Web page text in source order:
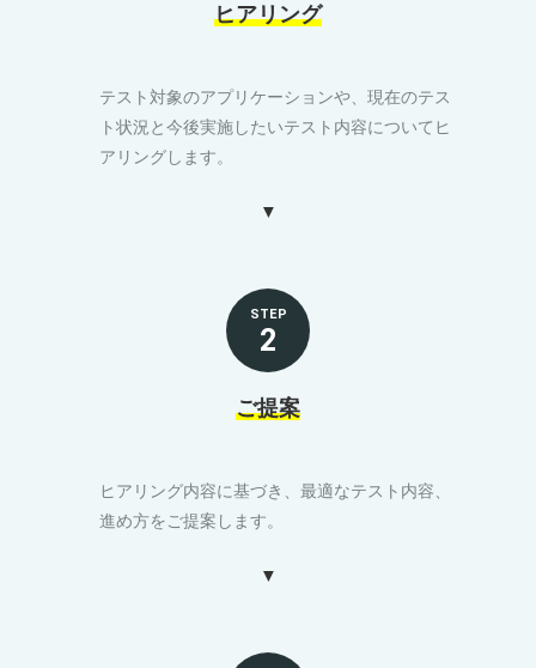
ヒアリング
テスト対象のアプリケーションや、現在のテス
ト状況と今後実施したいテスト内容についてヒ
アリングします。
STEP
2
ご提案
ヒアリング内容に基づき、最適なテスト内容、
進め方をご提案します。